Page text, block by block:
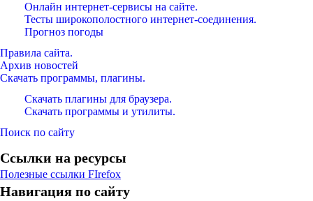
Онлайн интернет-сервисы на сайте.
Тесты широкополостного интернет-соединения.
Прогноз погоды
Правила сайта.
Архив новостей
Скачать программы, плагины.
Скачать плагины для браузера.
Скачать программы и утилиты.
Поиск по сайту
Ссылки на ресурсы
Полезные ссылки FIrefox
Навигация по сайту